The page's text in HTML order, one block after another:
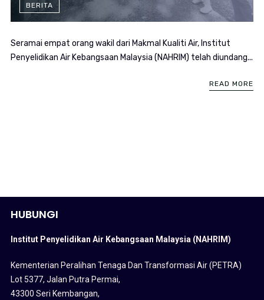
BERITA
Seramai empat orang wakil dari Makmal Kualiti Air, Institut
Penyelidikan Air Kebangsaan Malaysia (NAHRIM) telah diundang...
READ MORE
HUBUNGI
Institut Penyelidikan Air Kebangsaan Malaysia (NAHRIM)
Kementerian Peralihan Tenaga Dan Transformasi Air (PETRA)
Lot 5377, Jalan Putra Permai,
43300 Seri Kembangan,